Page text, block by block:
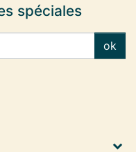
spéciales
ok